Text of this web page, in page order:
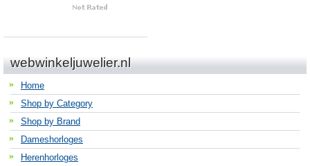
webwinkeljuwelier.nl
Home
Shop by Category
Shop by Brand
Dameshorloges
Herenhorloges